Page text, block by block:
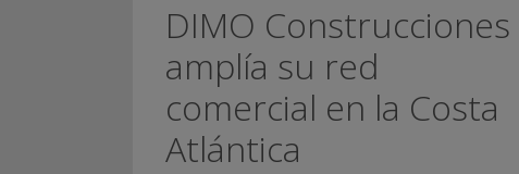
DIMO Construcciones
amplía su red
comercial en la Costa
Atlántica